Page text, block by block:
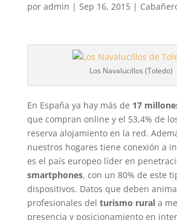
por admin | Sep 16, 2015|
Los Navalucillos (Toledo)
En España ya hay más de 17
que compran online y el 53,4% de
reserva alojamiento en la red.
nuestros hogares tiene conexión a
es el país europeo líder en
smartphones, con un 80% de este
dispositivos. Datos que deben
profesionales del turismo rurala
presencia y posicionamiento en